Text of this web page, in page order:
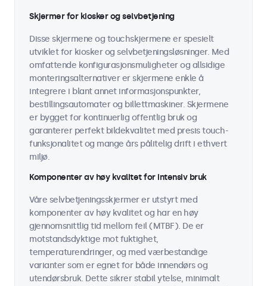
Skjermer for kiosker og selvbetjening
Disse skjermene og touchskjermene er spesielt
utviklet for kiosker og selvbetjeningsløsninger. Med
omfattende konfigurasjonsmuligheter og allsidige
monteringsalternativer er skjermene enkle å
integrere i blant annet informasjonspunkter,
bestillingsautomater og billettmaskiner. Skjermene
er bygget for kontinuerlig offentlig bruk og
garanterer perfekt bildekvalitet med presis touch-
funksjonalitet og mange års pålitelig drift i ethvert
miljø.
Komponenter av høy kvalitet for intensiv bruk
Våre selvbetjeningsskjermer er utstyrt med
komponenter av høy kvalitet og har en høy
gjennomsnittlig tid mellom feil (MTBF). De er
motstandsdyktige mot fuktighet,
temperaturendringer, og med værbestandige
varianter som er egnet for både innendørs og
utendørsbruk. Dette sikrer stabil ytelse, minimalt